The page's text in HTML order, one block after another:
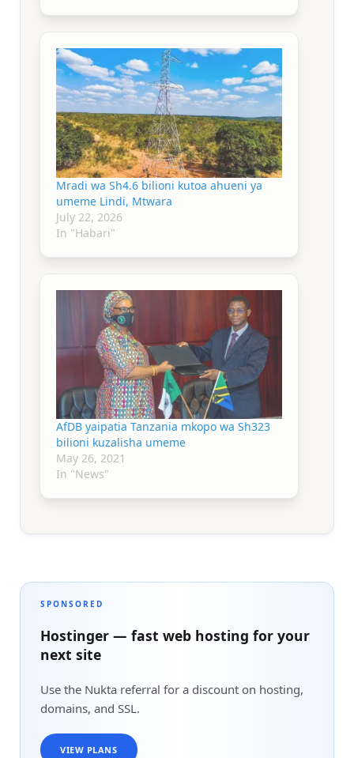
Mradi wa Sh4.6 bilioni kutoa ahueni ya
umeme Lindi, Mtwara
July 22, 2026
In "Habari"
AfDB yaipatia Tanzania mkopo wa Sh323
bilioni kuzalisha umeme
May 26, 2021
In "News"
SPONSORED
Hostinger — fast web hosting for your
next site
Use the Nukta referral for a discount on hosting,
domains, and SSL.
VIEW PLANS